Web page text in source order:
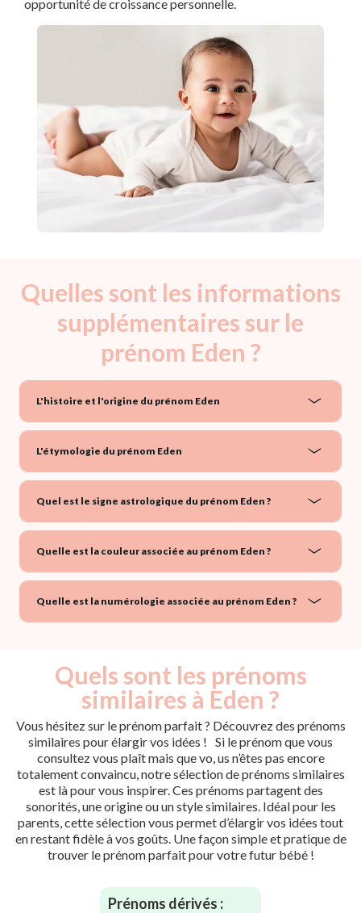
opportunité de croissance personnelle.
Quelles sont les informations
supplémentaires sur le
prénom Eden ?
L'histoire et l'origine du prénom Eden
L'étymologie du prénom Eden
Quel est le signe astrologique du prénom Eden ?
Quelle est la couleur associée au prénom Eden ?
Quelle est la numérologie associée au prénom Eden ?
Quels sont les prénoms
similaires à Eden ?
Vous hésitez sur le prénom parfait ? Découvrez des prénoms
similaires pour élargir vos idées ! Si le prénom que vous
consultez vous plaît mais que vo, us n’êtes pas encore
totalement convaincu, notre sélection de prénoms similaires
est là pour vous inspirer. Ces prénoms partagent des
sonorités, une origine ou un style similaires. Idéal pour les
parents, cette sélection vous permet d’élargir vos idées tout
en restant fidèle à vos goûts. Une façon simple et pratique de
trouver le prénom parfait pour votre futur bébé !
Prénoms dérivés :